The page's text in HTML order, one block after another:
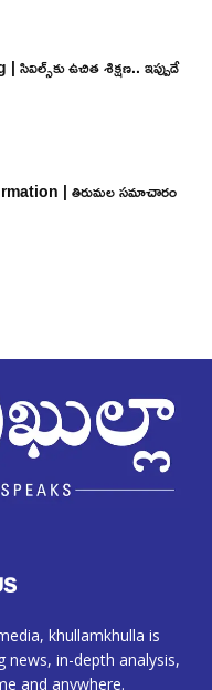
ఉచిత శిక్ష‌ణ.. ఇప్పుడే
| తిరుమల సమాచారం
khullamkhulla is
in-depth analysis,
and anywhere.